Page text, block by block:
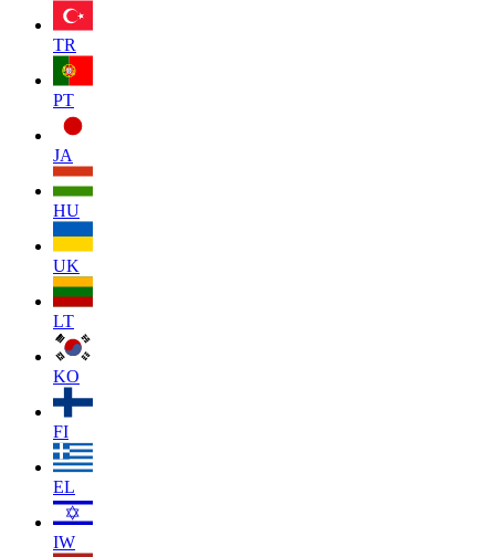
TR
PT
JA
HU
UK
LT
KO
FI
EL
IW